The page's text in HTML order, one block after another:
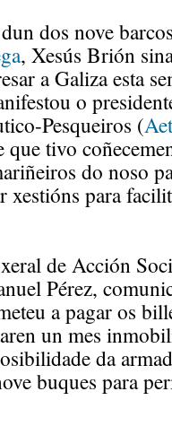
dos nove
, Xesús Brión
a Galiza esta
o
Pesqueiros (
tivo
do noso
xestións para
de Acción
Pérez,
a pagar os
un mes
da
buques para